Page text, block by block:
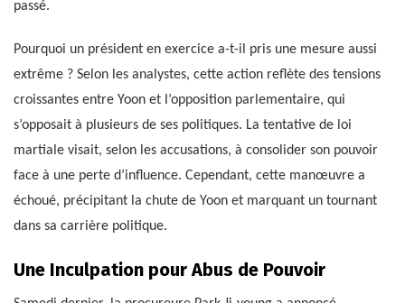
passé.
Pourquoi un président en exercice a-t-il pris une mesure aussi
extrême ? Selon les analystes, cette action reflète des tensions
croissantes entre Yoon et l’opposition parlementaire, qui
s’opposait à plusieurs de ses politiques. La tentative de loi
martiale visait, selon les accusations, à consolider son pouvoir
face à une perte d’influence. Cependant, cette manœuvre a
échoué, précipitant la chute de Yoon et marquant un tournant
dans sa carrière politique.
Une Inculpation pour Abus de Pouvoir